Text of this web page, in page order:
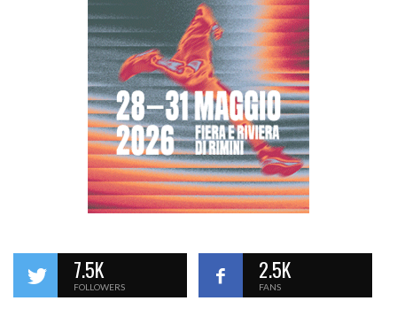
7.5K
FOLLOWERS
2.5K
FANS